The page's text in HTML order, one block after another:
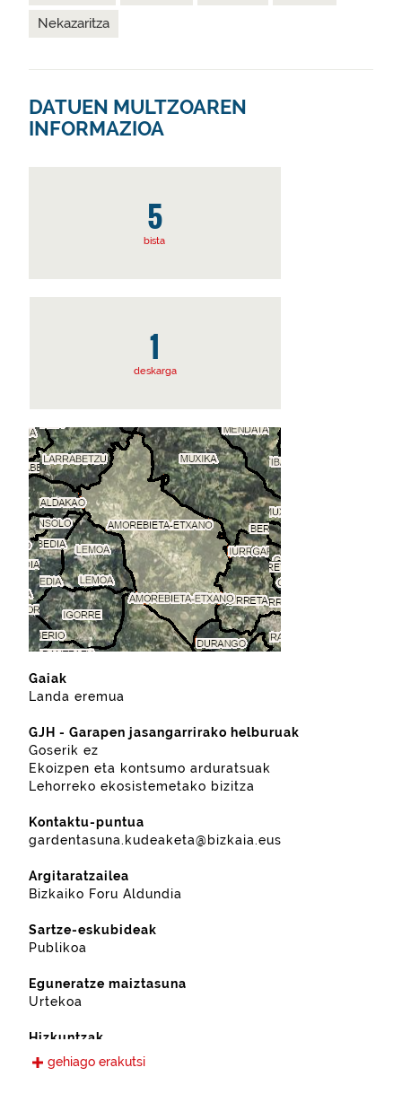
Nekazaritza
DATUEN MULTZOAREN
INFORMAZIOA
5
bista
1
deskarga
Gaiak
Landa eremua
GJH - Garapen jasangarrirako helburuak
Goserik ez
Ekoizpen eta kontsumo arduratsuak
Lehorreko ekosistemetako bizitza
Kontaktu-puntua
gardentasuna.kudeaketa@bizkaia.eus
Argitaratzailea
Bizkaiko Foru Aldundia
Sartze-eskubideak
Publikoa
Eguneratze maiztasuna
Urtekoa
Hizkuntzak
Gaztelania
gehiago erakutsi